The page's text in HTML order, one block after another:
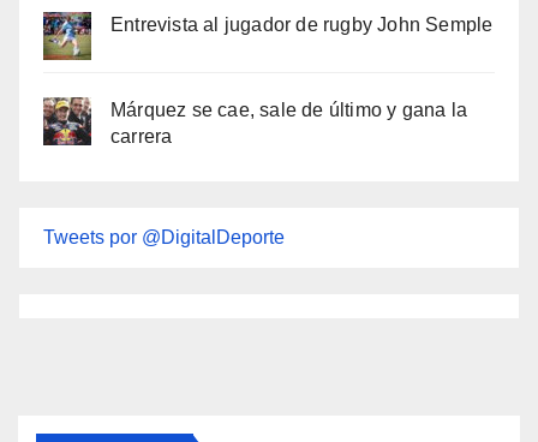
Entrevista al jugador de rugby John Semple
Márquez se cae, sale de último y gana la
carrera
Tweets por @DigitalDeporte